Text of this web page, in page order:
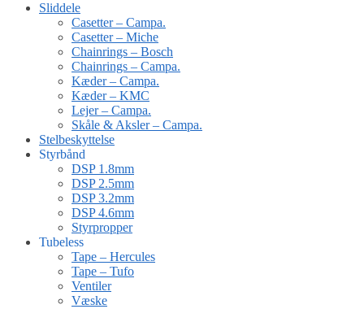
Sliddele
Casetter – Campa.
Casetter – Miche
Chainrings – Bosch
Chainrings – Campa.
Kæder – Campa.
Kæder – KMC
Lejer – Campa.
Skåle & Aksler – Campa.
Stelbeskyttelse
Styrbånd
DSP 1.8mm
DSP 2.5mm
DSP 3.2mm
DSP 4.6mm
Styrpropper
Tubeless
Tape – Hercules
Tape – Tufo
Ventiler
Væske